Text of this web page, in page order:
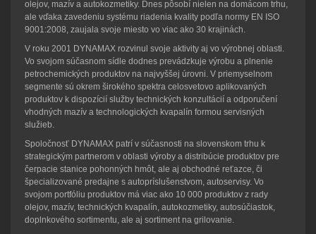
olejov, mazív a autokozmetiky. Dnes pôsobí nielen na domácom trhu,
ale vďaka zavedeniu systému riadenia kvality podľa normy EN ISO
9001:2008, zaujala svoje miesto vo viac ako 30 krajinách.
V roku 2001 DYNAMAX rozvinul svoje aktivity aj vo výrobnej oblasti.
Vo svojom súčasnom sídle dodnes prevádzkuje výrobu a plnenie
petrochemických produktov na najvyššej úrovni. V priemyselnom
segmente sú okrem širokého spektra celosvetovo aplikovaných
produktov k dispozícií služby technických konzultácií a odporučení
vhodných mazív a technologických kvapalín formou servisných
služieb.
Spoločnosť DYNAMAX patrí v súčasnosti na slovenskom trhu k
strategickým partnerom v oblasti výroby a distribúcie produktov pre
čerpacie stanice pohonných hmôt, ale aj obchodné reťazce, či
špecializované predajne s autopríslušenstvom, autoservisy. Vo
svojom portfóliu produktov má viac ako 10 000 produktov z rady
olejov, mazív, technických kvapalín, autokozmetiky, autosúčiastok,
doplnkového sortimentu, ale aj sortiment na grilovanie.